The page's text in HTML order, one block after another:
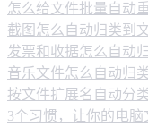
怎么给文件批量自动
截图怎么自动归类到
发票和收据怎么自动
音乐文件怎么自动归
按文件扩展名自动分
3个习惯，让你的电